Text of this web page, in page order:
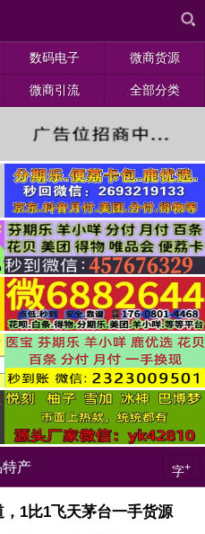
数码电子 微商货源
微商引流 全部分类
产 字+
1比1飞天茅台一手货源